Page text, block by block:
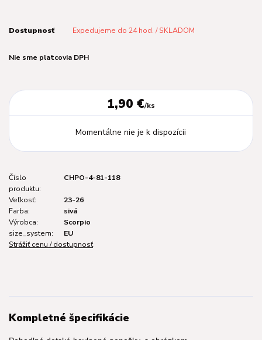
Dostupnosť Expedujeme do 24 hod. / SKLADOM
Nie sme platcovia DPH
1,90 €/ks
Momentálne nie je k dispozícii
Číslo
produktu:
CHPO-4-81-118
Veľkosť:
23-26
Farba:
sivá
Výrobca:
Scorpio
size_system:
EU
Strážiť cenu / dostupnosť
Kompletné špecifikácie